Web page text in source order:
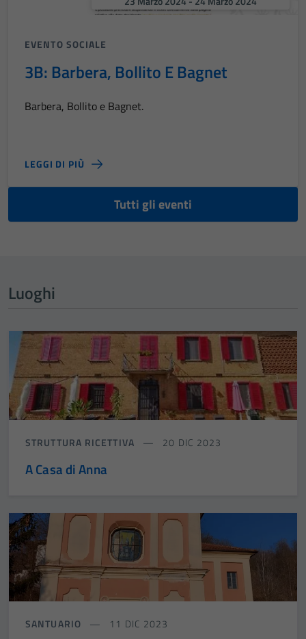
EVENTO SOCIALE
3B: Barbera, Bollito E Bagnet
Barbera, Bollito e Bagnet.
LEGGI DI PIÙ
Tutti gli eventi
Luoghi
STRUTTURA RICETTIVA 20 DIC 2023
A Casa di Anna
SANTUARIO 11 DIC 2023